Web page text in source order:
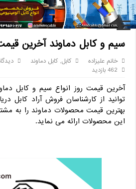
خانه / کابل / سیم و کابل دماوند آخرین
سیم و کابل دماوند آخرین
خانم علیزاده کابل,کابل دماوند
462 بازدید
آخرین قیمت روز انواع سیم و کابل
توانید از کارشناسان فروش آراد کابل
بهترین قیمت محصولات دماوند را به
این محصولات ارائه می نماید.